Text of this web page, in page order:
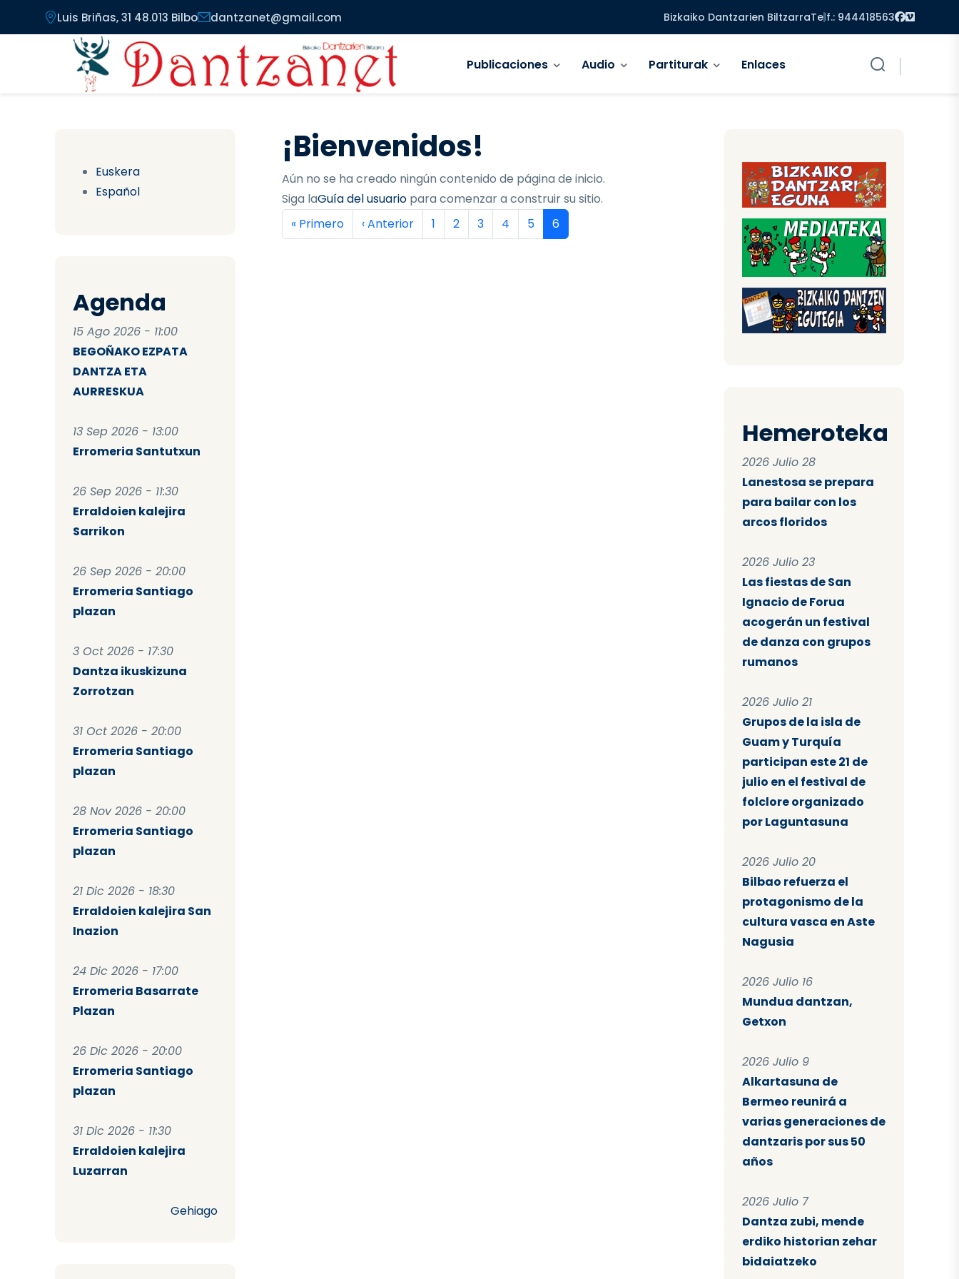
Pasar al contenido principal
Luis Briñas, 31 48.013 Bilbo dantzanet@gmail.com Bizkaiko Dantzarien BiltzarraTelf.: 944418563 Facebook
Vimeo
Publicaciones Audio Partiturak Enlaces
Euskera
Español
Agenda
15 Ago 2026 - 11:00
BEGOÑAKO EZPATA
DANTZA ETA
AURRESKUA
13 Sep 2026 - 13:00
Erromeria Santutxun
26 Sep 2026 - 11:30
Erraldoien kalejira
Sarrikon
26 Sep 2026 - 20:00
Erromeria Santiago
plazan
3 Oct 2026 - 17:30
Dantza ikuskizuna
Zorrotzan
31 Oct 2026 - 20:00
Erromeria Santiago
plazan
28 Nov 2026 - 20:00
Erromeria Santiago
plazan
21 Dic 2026 - 18:30
Erraldoien kalejira San
Inazion
24 Dic 2026 - 17:00
Erromeria Basarrate
Plazan
26 Dic 2026 - 20:00
Erromeria Santiago
plazan
31 Dic 2026 - 11:30
Erraldoien kalejira
Luzarran
Gehiago
¡Bienvenidos!
Aún no se ha creado ningún contenido de página de inicio.
Siga laGuía del usuariopara comenzar a construir su sitio.
Paginación
Primera página
« Primero Página anterior
‹ Anterior Página
1 Página
2 Página
3 Página
4 Página
5 Página actual
6
Hemeroteka
2026 Julio 28
Lanestosa se prepara
para bailar con los
arcos floridos
2026 Julio 23
Las fiestas de San
Ignacio de Forua
acogerán un festival
de danza con grupos
rumanos
2026 Julio 21
Grupos de la isla de
Guam y Turquía
participan este 21 de
julio en el festival de
folclore organizado
por Laguntasuna
2026 Julio 20
Bilbao refuerza el
protagonismo de la
cultura vasca en Aste
Nagusia
2026 Julio 16
Mundua dantzan,
Getxon
2026 Julio 9
Alkartasuna de
Bermeo reunirá a
varias generaciones de
dantzaris por sus 50
años
2026 Julio 7
Dantza zubi, mende
erdiko historian zehar
bidaiatzeko